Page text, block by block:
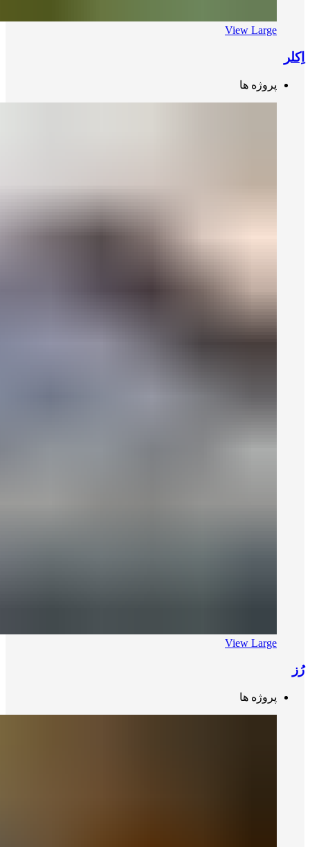
View Large
اِکلر
پروژه ها
View Large
رُز
پروژه ها